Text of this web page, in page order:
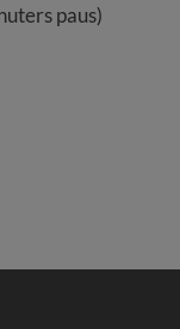
paus)